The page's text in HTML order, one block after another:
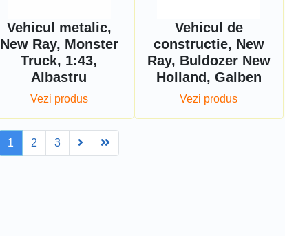
Vehicul metalic,
New Ray, Monster
Truck, 1:43,
Albastru
Vezi produs
Vehicul de
constructie, New
Ray, Buldozer New
Holland, Galben
Vezi produs
1 2 3 Next